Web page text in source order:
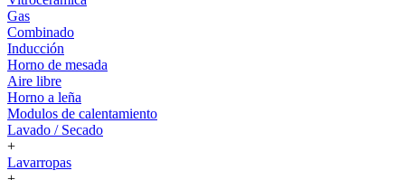
Gas
Combinado
Inducción
Horno de mesada
Aire libre
Horno a leña
Modulos de calentamiento
Lavado / Secado
+
Lavarropas